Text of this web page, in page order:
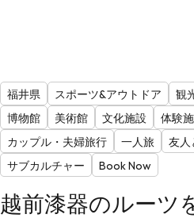
福井県 スポーツ&アウトドア 観
博物館
美術館 文化施設 体験
カップル・夫婦旅行
一人旅 友人
サブカルチャー
Book Now
越前漆器のルーツ